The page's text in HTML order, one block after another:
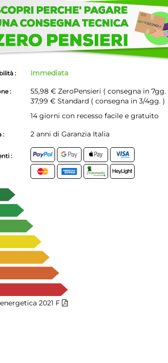
: Immediata
: 55,98 €ZeroPensieri ( consegna in 7gg.
37,99 € Standard ( consegna in 3/4gg. )
14 giorni con recesso facile e gratuito
: 2 anni di Garanzia Italia
:
2021 F